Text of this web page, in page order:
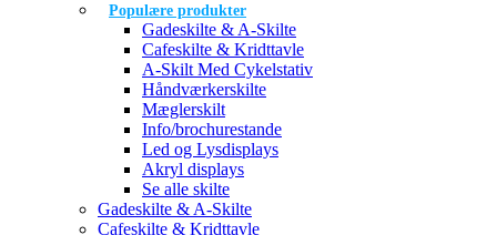
Populære produkter
Gadeskilte & A-Skilte
Cafeskilte & Kridttavle
A-Skilt Med Cykelstativ
Håndværkerskilte
Mæglerskilt
Info/brochurestande
Led og Lysdisplays
Akryl displays
Se alle skilte
Gadeskilte & A-Skilte
Cafeskilte & Kridttavle